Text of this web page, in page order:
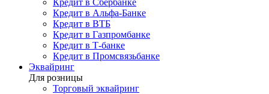
Кредит в Сбербанке
Кредит в Альфа-Банке
Кредит в ВТБ
Кредит в Газпромбанке
Кредит в Т-банке
Кредит в Промсвязьбанке
Эквайринг
Для розницы
Торговый эквайринг